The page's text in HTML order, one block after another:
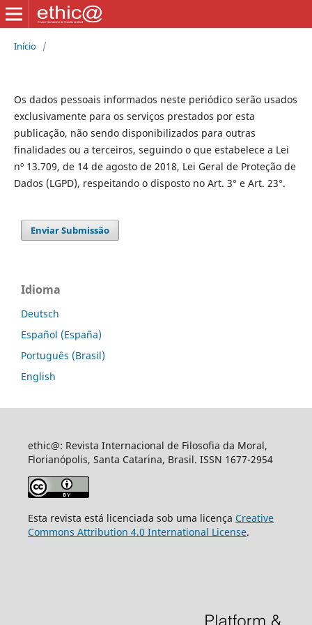
Início /
Os dados pessoais informados neste periódico serão usados
exclusivamente para os serviços prestados por esta
publicação, não sendo disponibilizados para outras
finalidades ou a terceiros, seguindo o que estabelece a Lei
nº 13.709, de 14 de agosto de 2018, Lei Geral de Proteção de
Dados (LGPD), respeitando o disposto no Art. 3° e Art. 23°.
Enviar Submissão
Idioma
Deutsch
Español (España)
Português (Brasil)
English
ethic@: Revista Internacional de Filosofia da Moral,
Florianópolis, Santa Catarina, Brasil. ISSN 1677-2954
Esta revista está licenciada sob uma licença Creative
Commons Attribution 4.0 International License.